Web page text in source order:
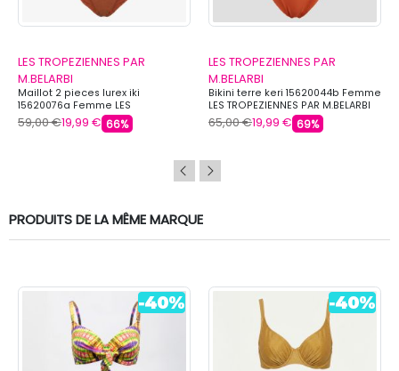
LES TROPEZIENNES PAR
M.BELARBI
Maillot 2 pieces lurex iki
15620076a Femme LES
TROPEZIENNES PAR M.BELARBI
59,00 €19,99 € 66%
LES TROPEZIENNES PAR
M.BELARBI
Bikini terre keri 15620044b Femme
LES TROPEZIENNES PAR M.BELARBI
65,00 €19,99 € 69%
PRODUITS DE LA MÊME MARQUE